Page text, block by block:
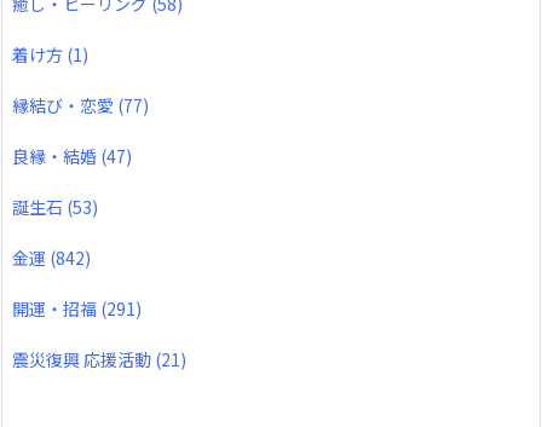
着け方 (1)
縁結び・恋愛 (77)
良縁・結婚 (47)
誕生石 (53)
金運 (842)
開運・招福 (291)
震災復興 応援活動 (21)